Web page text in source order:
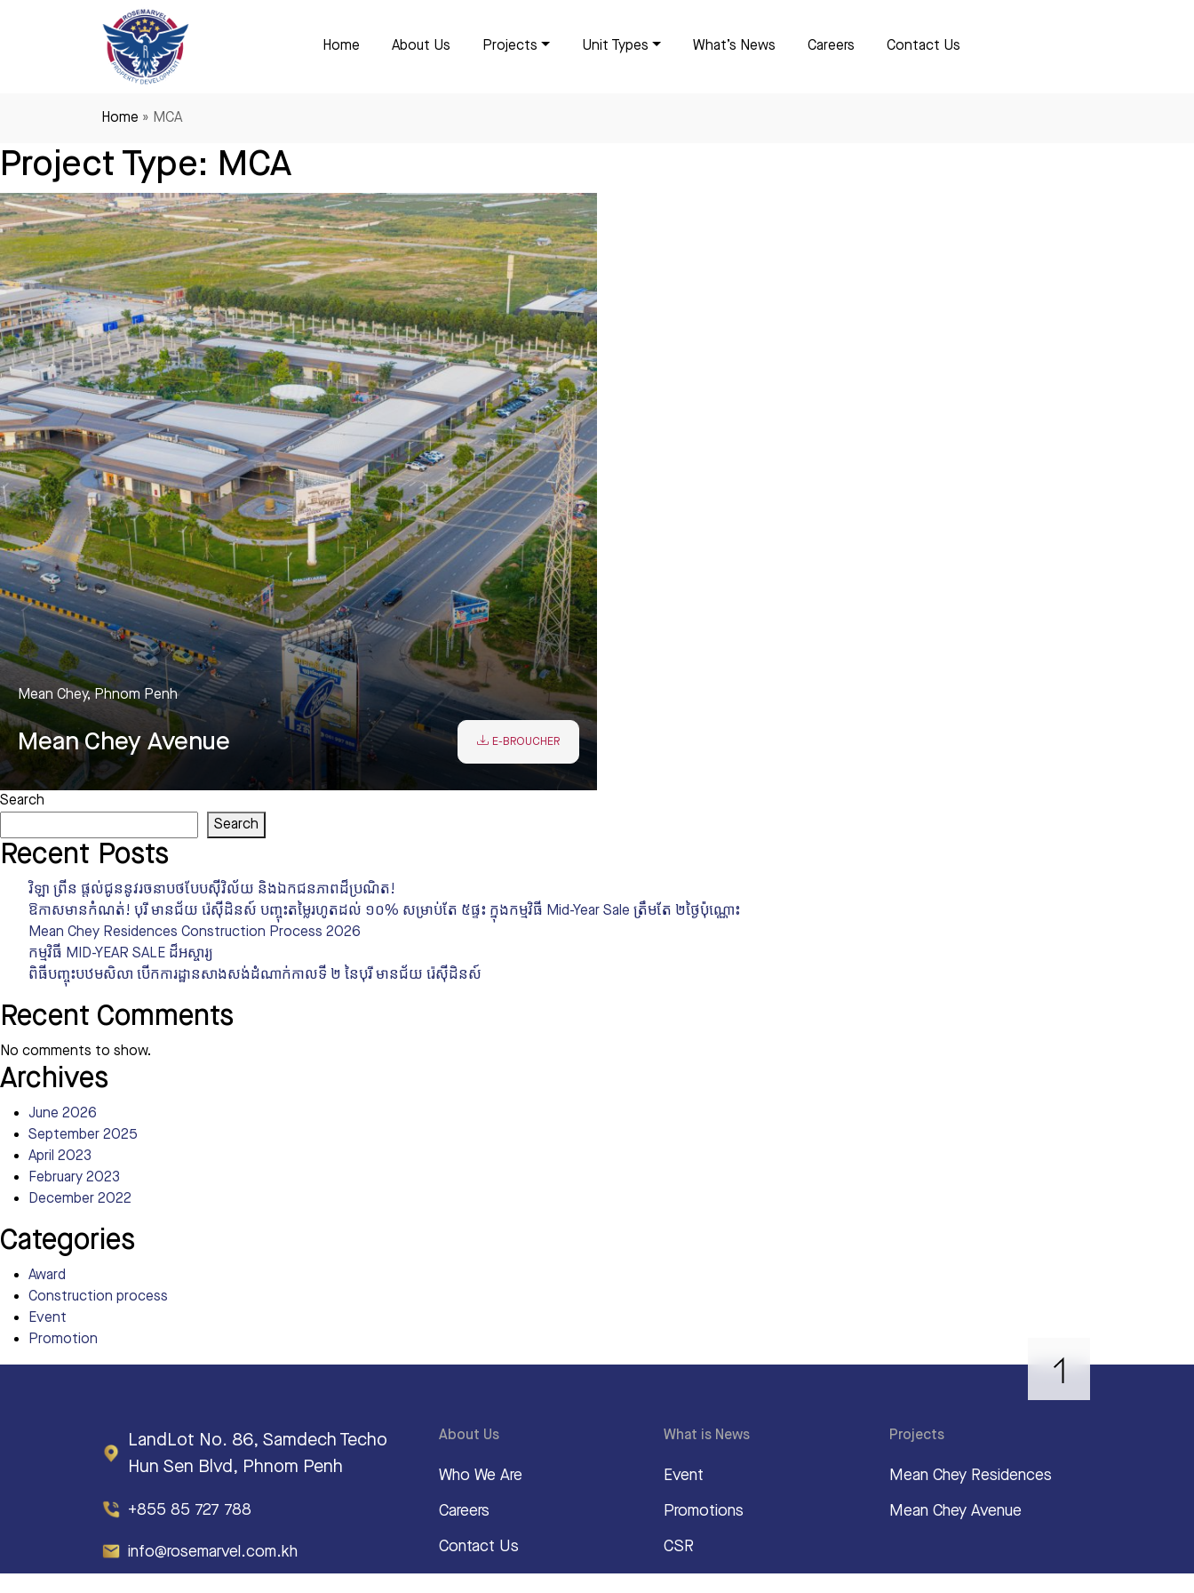
Home About Us Projects Unit Types What’s News Careers Contact Us
Home » MCA
Project Type: MCA
Mean Chey, Phnom Penh
Mean Chey Avenue E-BROUCHER
Search
Search
Recent Posts
វិឡា ព្រីន ផ្តល់ជូននូវរចនាបថបែបស៊ីវិល័យ និងឯកជនភាពដ៏ប្រណិត!
ឱកាសមានកំណត់! បុរី មានជ័យ រ៉េស៊ីដិនស៍ បញ្ចុះតម្លៃរហូតដល់ ១០% សម្រាប់តែ ៥ផ្ទះ ក្នុងកម្មវិធី Mid-Year Sale ត្រឹមតែ ២ថ្ងៃប៉ុណ្ណោះ
Mean Chey Residences Construction Process 2026
កម្មវិធី MID-YEAR SALE ដ៏អស្ចារ្យ
ពិធីបញ្ចុះបឋមសិលា បើកការដ្ឋានសាងសង់ដំណាក់កាលទី ២ នៃបុរី មានជ័យ រ៉េស៊ីដិនស៍
Recent Comments
No comments to show.
Archives
June 2026
September 2025
April 2023
February 2023
December 2022
Categories
Award
Construction process
Event
Promotion
LandLot No. 86, Samdech Techo
Hun Sen Blvd, Phnom Penh
+855 85 727 788
info@rosemarvel.com.kh
About Us
Who We Are
Careers
Contact Us
What is News
Event
Promotions
CSR
Projects
Mean Chey Residences
Mean Chey Avenue